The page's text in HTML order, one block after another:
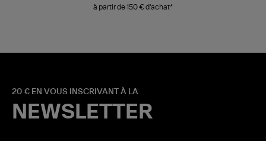
à partir de 150 € d'achat*
20 € EN VOUS INSCRIVANT À LA
NEWSLETTER